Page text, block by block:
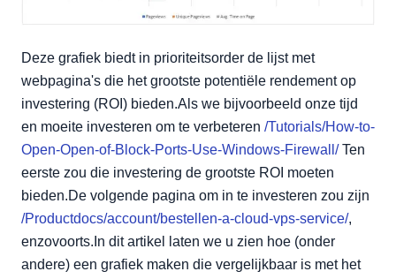
Deze grafiek biedt in prioriteitsorder de lijst met
webpagina's die het grootste potentiële rendement op
investering (ROI) bieden.Als we bijvoorbeeld onze tijd
en moeite investeren om te verbeteren /Tutorials/How-to-
Open-Open-of-Block-Ports-Use-Windows-Firewall/Ten
eerste zou die investering de grootste ROI moeten
bieden.De volgende pagina om in te investeren zou zijn
/Productdocs/account/bestellen-a-cloud-vps-service/,
enzovoorts.In dit artikel laten we u zien hoe (onder
andere) een grafiek maken die vergelijkbaar is met het